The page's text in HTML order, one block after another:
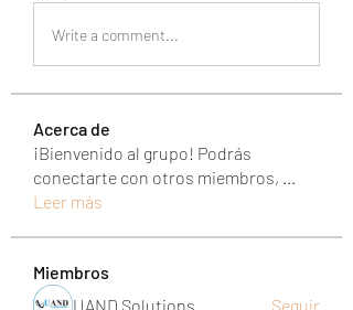
Write a comment...
Acerca de
¡Bienvenido al grupo! Podrás
conectarte con otros miembros, ...
Leer más
Miembros
UAND Solutions
Seguir